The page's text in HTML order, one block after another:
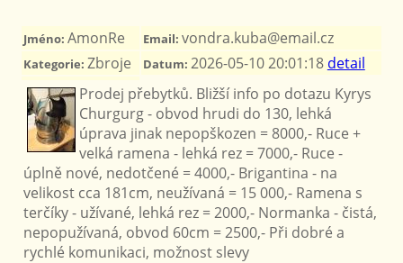
Jméno: AmonRe Email: vondra.kuba@email.cz
Kategorie: Zbroje Datum: 2026-05-10 20:01:18 detail
Prodej přebytků. Bližší info po dotazu Kyrys
Churgurg - obvod hrudi do 130, lehká
úprava jinak nepopškozen = 8000,- Ruce +
velká ramena - lehká rez = 7000,- Ruce -
úplně nové, nedotčené = 4000,- Brigantina - na
velikost cca 181cm, neužívaná = 15 000,- Ramena s
terčíky - užívané, lehká rez = 2000,- Normanka - čistá,
nepopužívaná, obvod 60cm = 2500,- Při dobré a
rychlé komunikaci, možnost slevy